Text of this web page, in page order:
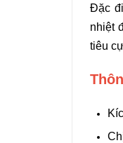
Đặc
nhiệt
tiêu